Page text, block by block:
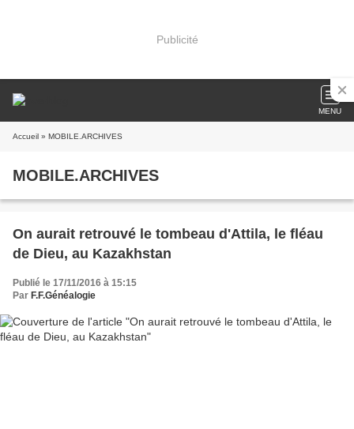
Publicité
MENU
Accueil » MOBILE.ARCHIVES
MOBILE.ARCHIVES
On aurait retrouvé le tombeau d'Attila, le fléau
de Dieu, au Kazakhstan
Publié le 17/11/2016 à 15:15
Par F.F.Généalogie